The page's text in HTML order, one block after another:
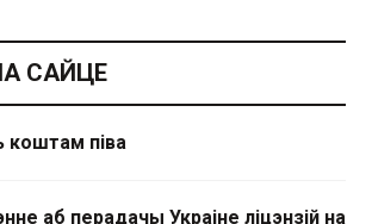
САЙЦЕ
коштам піва
аб перадачы Украіне ліцэнзій на